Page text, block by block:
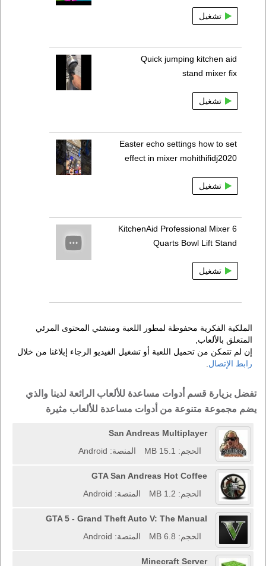
تشغيل
Quick jumping kitchen aid
stand mixer fix
تشغيل
Easter echo settings how to set
effect in mixer mohithifidj2020
تشغيل
KitchenAid Professional Mixer 6
Quarts Bowl Lift Stand
تشغيل
الملكية الفكرية محفوظة لمطور اللعبة ومنشئي المحتوى المرئي
المتعلق بالألعاب,
إن لم تتمكن من تحميل اللعبة أو تشغيل الفيديو الرجاء إبلاغنا من خلال
رابط الإتصال.
تفضل بزيارة قسم أدوات مساعدة للألعاب الرائعة لدينا والذي
يضم مجموعة متنوعة من أدوات مساعدة للألعاب مثيرة
San Andreas Multiplayer
الحجم: 15.1 MB
المنصة: Android
GTA San Andreas Hot Coffee
الحجم: 1.2 MB
المنصة: Android
GTA 5 - Grand Theft Auto V: The Manual
الحجم: 6.8 MB
المنصة: Android
Minecraft Server